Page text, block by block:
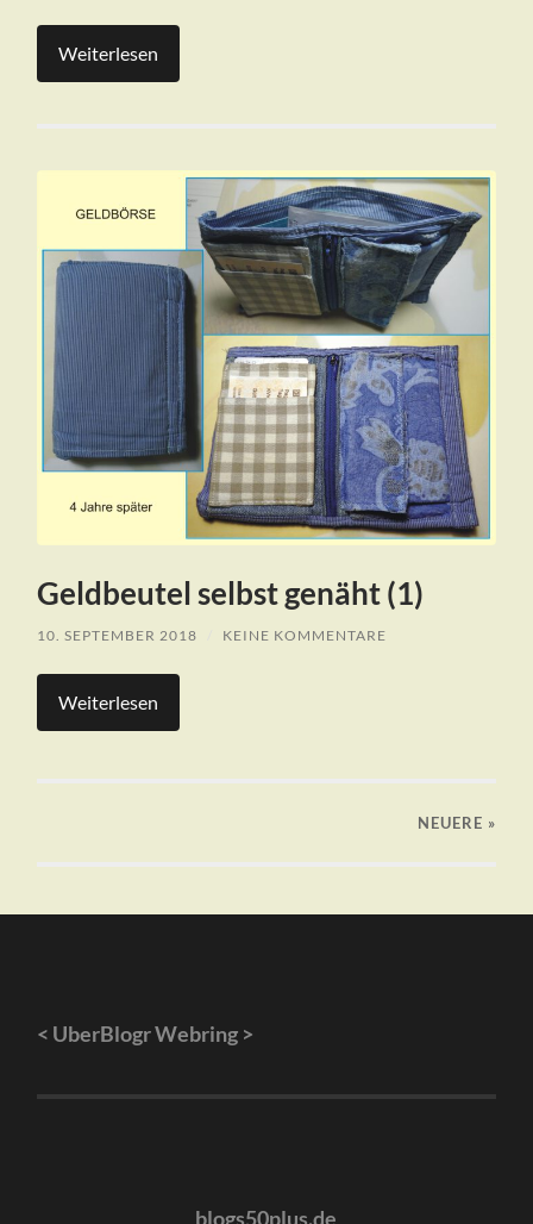
Weiterlesen
Geldbeutel selbst genäht (1)
10. SEPTEMBER 2018 KEINE KOMMENTARE
Weiterlesen
NEUERE »
< UberBlogr Webring >
blogs50plus.de